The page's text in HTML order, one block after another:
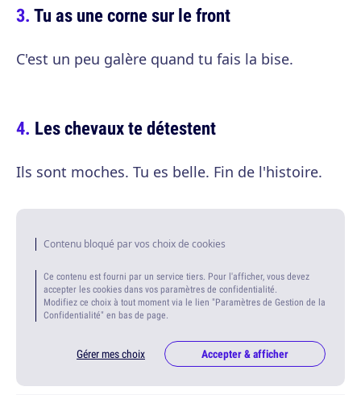
Tu as une corne sur le front
C'est un peu galère quand tu fais la bise.
Les chevaux te détestent
Ils sont moches. Tu es belle. Fin de l'histoire.
Contenu bloqué par vos choix de cookies
Ce contenu est fourni par un service tiers. Pour l'afficher, vous devez
accepter les cookies dans vos paramètres de confidentialité.
Modifiez ce choix à tout moment via le lien "Paramètres de Gestion de la
Confidentialité" en bas de page.
Gérer mes choix Accepter & afficher